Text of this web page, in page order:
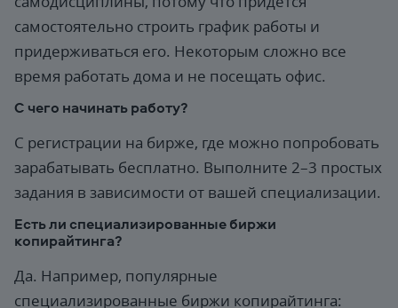
самостоятельно строить график работы и
придерживаться его. Некоторым сложно все
время работать дома и не посещать офис.
С чего начинать работу?
С регистрации на бирже, где можно попробовать
зарабатывать бесплатно. Выполните 2–3 простых
задания в зависимости от вашей специализации.
Есть ли специализированные биржи
копирайтинга?
Да. Например, популярные
специализированные биржи копирайтинга: